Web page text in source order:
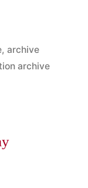
, archive
archive